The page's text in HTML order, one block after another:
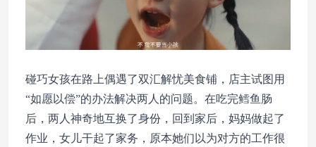
碰巧女孩在路上偶遇了双汇解忧美食铺，店主试图用
“如愿以偿”的办法解决两人的问题。在吃完鳕鱼肠
后，两人神奇地互换了身份，回到家后，妈妈做起了
作业，女儿干起了家务，原本她们以为对方的工作很